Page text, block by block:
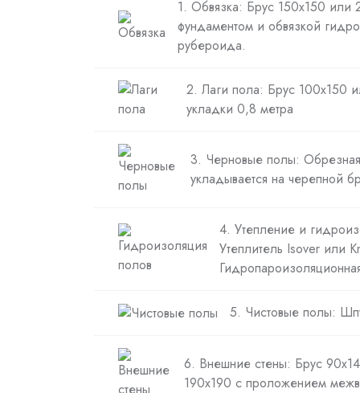
1. Обвязка: Брус 150х150
фундаментом и обвязкой
рубероида.
2. Лаги пола: Брус 100х150
укладки 0,8 метра
3. Черновые полы:
укладывается на черепной
4. Утепление и
Утеплитель Isover или
5. Чистовые полы:
6. Внешние стены: Брус
190х190 с проложением